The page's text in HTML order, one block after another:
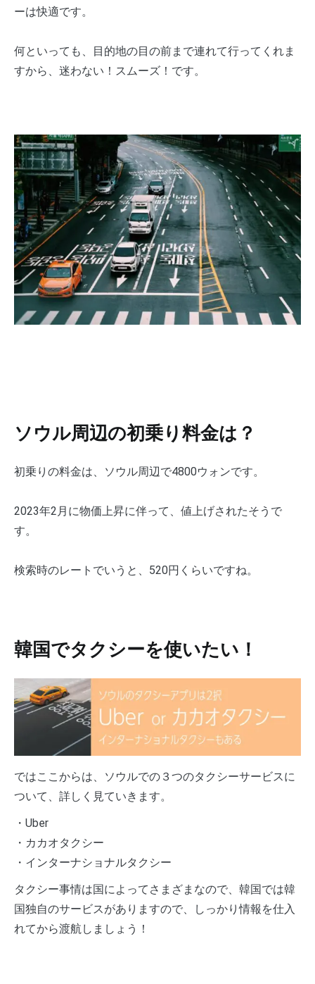
ーは快適です。
何といっても、目的地の目の前まで連れて行ってくれま
すから、迷わない！スムーズ！です。
ソウル周辺の初乗り料金は？
初乗りの料金は、ソウル周辺で4800ウォンです。
2023年2月に物価上昇に伴って、値上げされたそうで
す。
検索時のレートでいうと、520円くらいですね。
韓国でタクシーを使いたい！
ではここからは、ソウルでの３つのタクシーサービスに
ついて、詳しく見ていきます。
・Uber
・カカオタクシー
・インターナショナルタクシー
タクシー事情は国によってさまざまなので、韓国では韓
国独自のサービスがありますので、しっかり情報を仕入
れてから渡航しましょう！